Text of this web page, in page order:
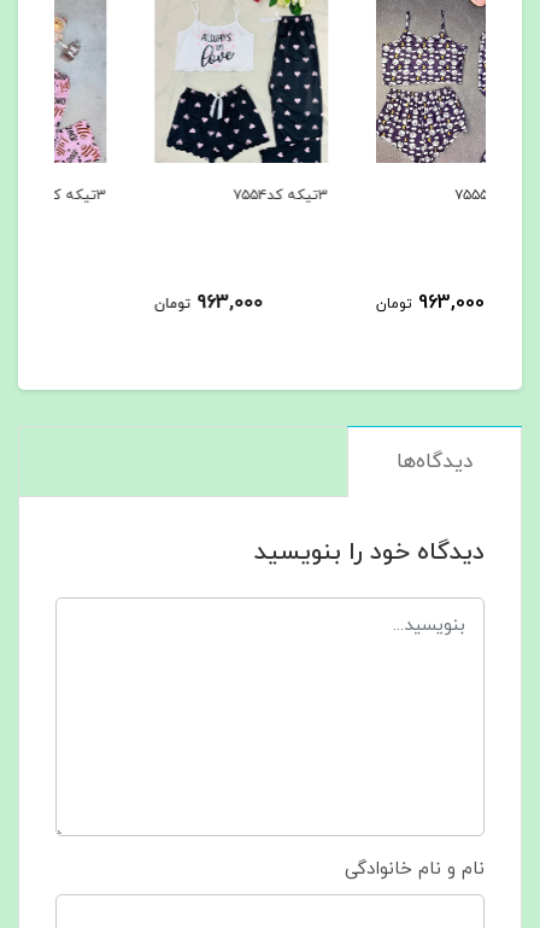
۳تیکه کد۷۵۵۴
963,000
۳تیکه کد۷۵۵۳
963,000
دیدگاه‌ها
دیدگاه خود را بنویسید
نام و نام خانوادگی